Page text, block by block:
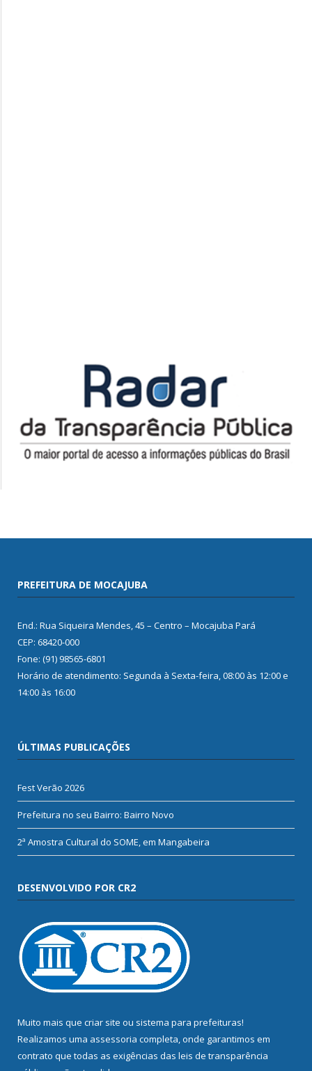
PREFEITURA DE MOCAJUBA
End.: Rua Siqueira Mendes, 45 – Centro – Mocajuba Pará
CEP: 68420-000
Fone: (91) 98565-6801
Horário de atendimento: Segunda à Sexta-feira, 08:00 às 12:00 e
14:00 às 16:00
ÚLTIMAS PUBLICAÇÕES
Fest Verão 2026
Prefeitura no seu Bairro: Bairro Novo
2ª Amostra Cultural do SOME, em Mangabeira
DESENVOLVIDO POR CR2
Muito mais que criar site ou sistema para prefeituras!
Realizamos uma assessoria completa, onde garantimos em
contrato que todas as exigências das leis de transparência